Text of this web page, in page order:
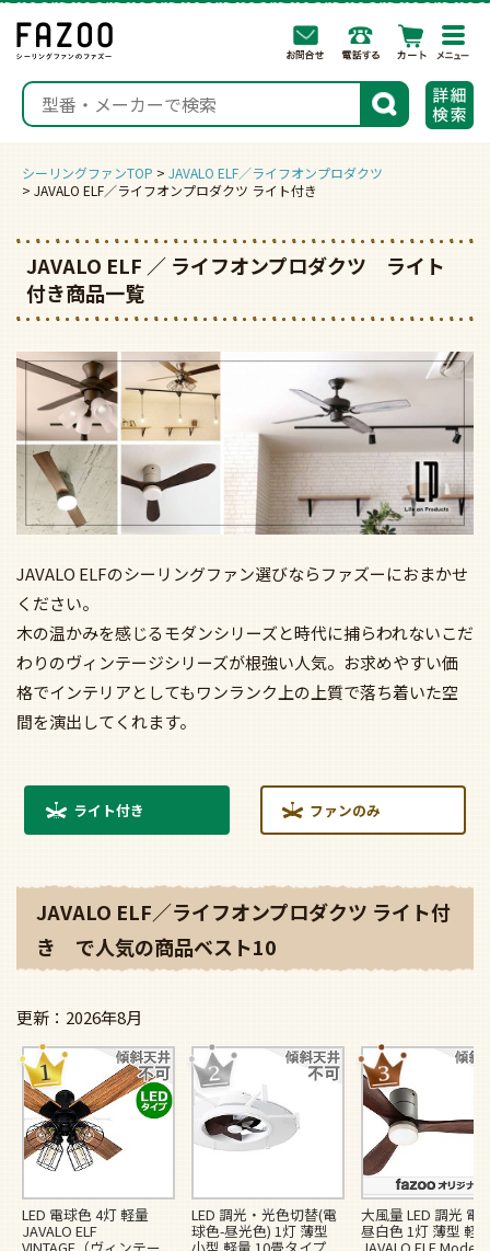
検索
シーリングファンTOP
JAVALO ELF／ライフオンプロダクツ
JAVALO ELF／ライフオンプロダクツ ライト付き
JAVALO ELF ／ ライフオンプロダクツ ライト
付き商品一覧
JAVALO ELFのシーリングファン選びならファズーにおまかせ
ください。
木の温かみを感じるモダンシリーズと時代に捕らわれないこだ
わりのヴィンテージシリーズが根強い人気。お求めやすい価
格でインテリアとしてもワンランク上の上質で落ち着いた空
間を演出してくれます。
ライト付き ファンのみ
JAVALO ELF／ライフオンプロダクツ ライト付
き で人気の商品ベスト10
2026年8月
LED 電球色 4灯 軽量
JAVALO ELF
LED 調光・光色切替(電
球色-昼光色) 1灯 薄型
大風量 LED 調光 電
昼白色 1灯 薄型 軽